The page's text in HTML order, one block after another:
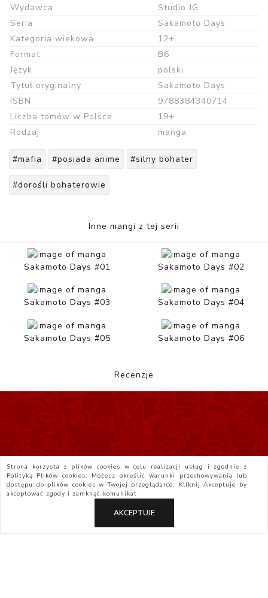
Wydawca
Studio JG
Seria
Sakamoto Days
Kategoria wiekowa
12+
Format
B6
Język
polski
Tytuł oryginalny
Sakamoto Days
ISBN
9788384340714
Liczba tomów w Polsce
19+
Rodzaj
manga
#mafia #posiada anime #silny bohater
#dorośli bohaterowie
Inne mangi z tej serii
Sakamoto Days #01 Sakamoto Days #02
Sakamoto Days #03 Sakamoto Days #04
Sakamoto Days #05 Sakamoto Days #06
Recenzje
Strona korzysta z plików cookies w celu realizacji usług i zgodnie z
Polityką Plików cookies. Możesz określić warunki przechowywania lub
dostępu do plików cookies w Twojej przeglądarce. KliknijAkceptuje by
akceptować zgody i zamknąć komunikat
AKCEPTUJE